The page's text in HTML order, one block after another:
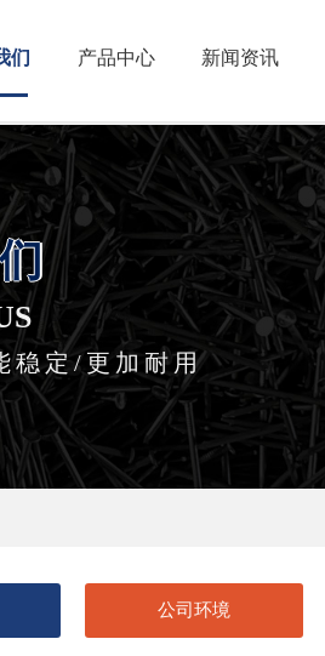
们 产品中心 新闻资讯
稳定/更加耐用
公司环境